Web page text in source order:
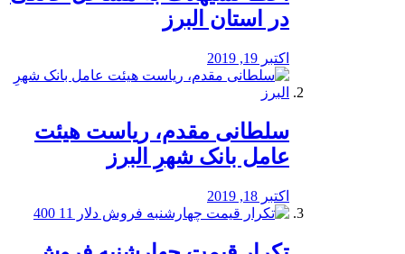
در استان البرز
اکتبر 19, 2019
سلطانی مقدم، ریاست هیئت
عامل بانک شهرِ البرز
اکتبر 18, 2019